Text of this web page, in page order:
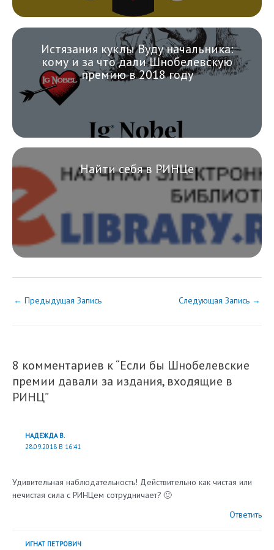
Истязания куклы Вуду начальника:
кому и за что дали Шнобелевскую
премию в 2018 году
Найти себя в РИНЦе
← Предыдущая Запись Следующая Запись →
8 комментариев к “Если бы Шнобелевские
премии давали за издания, входящие в
РИНЦ”
НАДЕЖДА В.
28.09.2018 В 16:41
Удивительная наблюдательность! Действительно как чистая или
нечистая сила с РИНЦем сотрудничает? 🙂
Ответить
ИГНАТ ПЕТРОВИЧ